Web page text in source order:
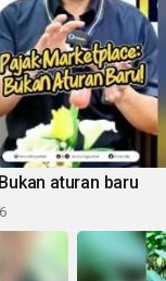
aturan baru